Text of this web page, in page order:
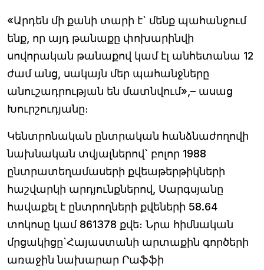
«Արդեն մի քանի տարի է` մենք պահանջում
ենք, որ այդ թանաքը փոխարինվի
սովորական թանաքով կամ էլ անհետանա 12
ժամ անց, սակայն մեր պահանջները
անուշադրության են մատնվում»,– ասաց
Խուրշուդյանը։
Կենտրոնական ընտրական հանձնաժողովի
նախնական տվյալներով` բոլոր 1988
ընտրատեղամասերի քվեաթերթիկների
հաշվարկի արդյունքներով, Սարգսյանը
հավաքել է ընտրողների քվեների 58.64
տոկոսը կամ 861378 քվե։ Նրա հիմնական
մրցակիցը`Հայաստանի արտաքին գործերի
առաջին նախարար Րաֆֆի